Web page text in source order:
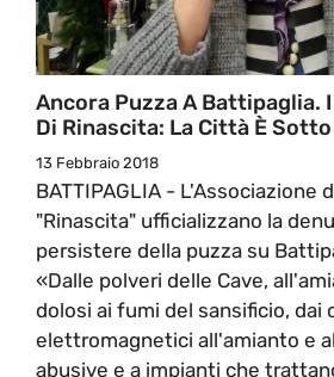
Ancora Puzza A Battipaglia.
Di Rinascita: La Città È
13 Febbraio 2018
BATTIPAGLIA - L'Associazione
"Rinascita" ufficializzano la
persistere della puzza su
«Dalle polveri delle Cave,
dolosi ai fumi del sansificio, dai
elettromagnetici all'amianto e
abusive e a impianti che